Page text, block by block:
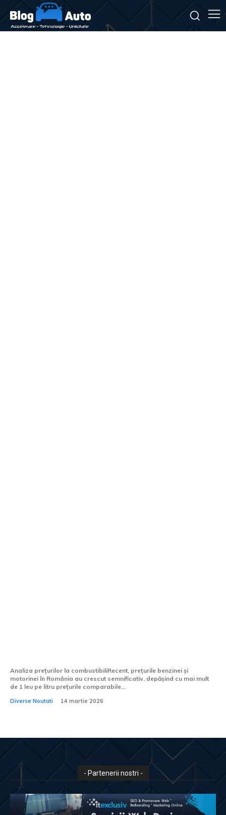
Analiza prețurilor la combustibiliRecent, prețurile benzinei și
motorinei în România au crescut semnificativ, depășind cu mai mult
de 1 leu pe litru prețurile comparabile...
Diverse Noutati 14 martie 2026
- Partenerii nostri -